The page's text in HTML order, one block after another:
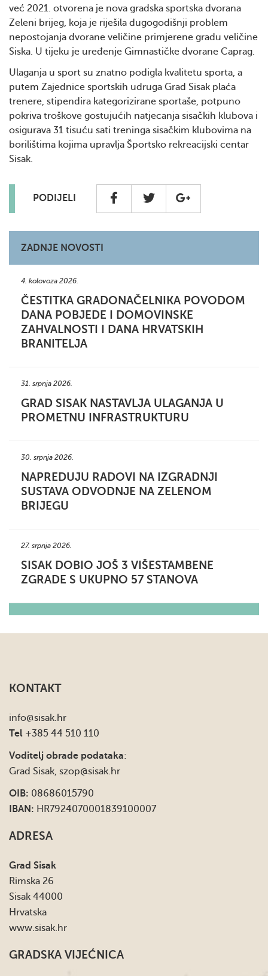
već 2021. otvorena je nova gradska sportska dvorana
Zeleni brijeg, koja je riješila dugogodišnji problem
nepostojanja dvorane veličine primjerene gradu veličine
Siska. U tijeku je uređenje Gimnastičke dvorane Caprag.
Ulaganja u sport su znatno podigla kvalitetu sporta, a
putem Zajednice sportskih udruga Grad Sisak plaća
trenere, stipendira kategorizirane sportaše, potpuno
pokriva troškove gostujućih natjecanja sisačkih klubova i
osigurava 31 tisuću sati treninga sisačkim klubovima na
borilištima kojima upravlja Športsko rekreacijski centar
Sisak.
PODIJELI
ZADNJE NOVOSTI
4. kolovoza 2026.
ČESTITKA GRADONAČELNIKA POVODOM
DANA POBJEDE I DOMOVINSKE
ZAHVALNOSTI I DANA HRVATSKIH
BRANITELJA
31. srpnja 2026.
GRAD SISAK NASTAVLJA ULAGANJA U
PROMETNU INFRASTRUKTURU
30. srpnja 2026.
NAPREDUJU RADOVI NA IZGRADNJI
SUSTAVA ODVODNJE NA ZELENOM
BRIJEGU
27. srpnja 2026.
SISAK DOBIO JOŠ 3 VIŠESTAMBENE
ZGRADE S UKUPNO 57 STANOVA
KONTAKT
info@sisak.hr
Tel +385 44 510 110
Voditelj obrade podataka:
Grad Sisak, szop@sisak.hr
OIB: 08686015790
IBAN: HR7924070001839100007
ADRESA
Grad Sisak
Rimska 26
Sisak 44000
Hrvatska
www.sisak.hr
GRADSKA VIJEĆNICA